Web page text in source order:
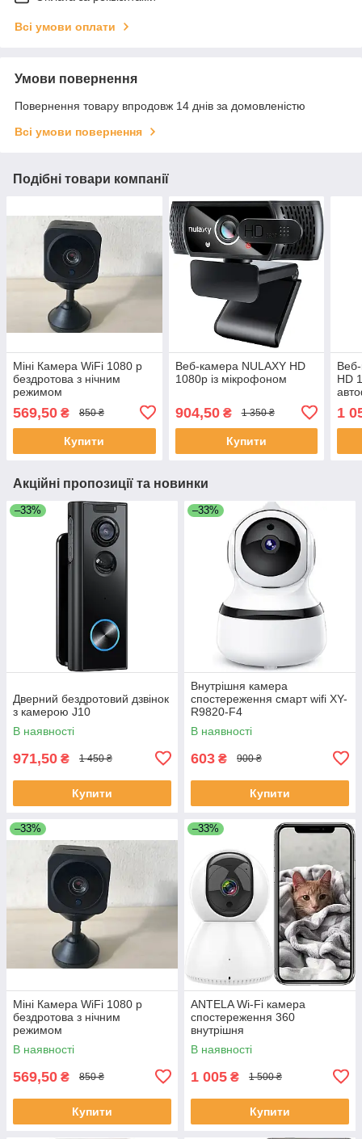
Всі умови оплати
Умови повернення
Повернення товару впродовж 14 днів за домовленістю
Всі умови повернення
Подібні товари компанії
Міні Камера WiFi 1080 p
бездротова з нічним
режимом
569,50 ₴ 850 ₴
Купити
Веб-камера NULAXY HD
1080p із мікрофоном
904,50₴ 1 350 ₴
Купити
HD
1
Акційні пропозиції та новинки
–33%
Дверний бездротовий дзвінок
з камерою J10
В наявності
971,50 ₴ 1 450 ₴
Купити
–33%
Внутрішня камера
спостереження смарт wifi XY-
R9820-F4
В наявності
603 ₴ 900 ₴
Купити
–33%
Міні Камера WiFi 1080 p
бездротова з нічним
режимом
В наявності
569,50 ₴ 850 ₴
Купити
–33%
ANTELA Wi-Fi камера
спостереження 360
внутрішня
В наявності
1 005 ₴ 1 500 ₴
Купити